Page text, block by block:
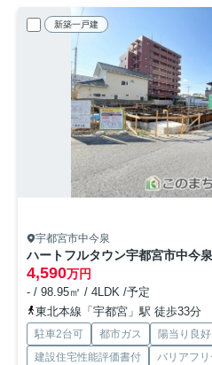
新築一戸建
宇都宮市中今泉
ハートフルタウン宇都宮市中今
4,590万円
- / 98.95㎡ / 4LDK /予定
東北本線「宇都宮」駅 徒歩33分
駐車2台可 都市ガス 陽当り良好
建設住宅性能評価書付
バリアフリ